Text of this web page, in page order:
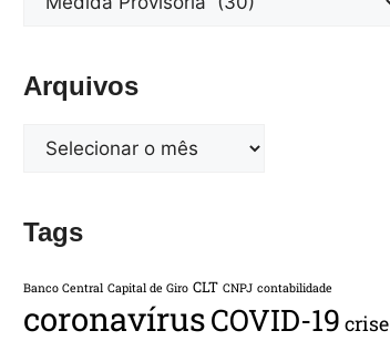
Arquivos
Tags
Banco Central Capital de Giro CLT CNPJ contabilidade
coronavírusCOVID-19 crise